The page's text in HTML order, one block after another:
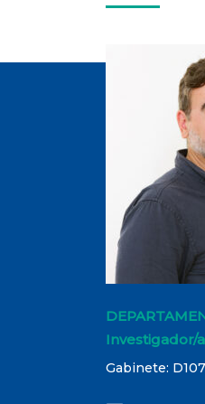
Investigador/a
Gabinete: D107